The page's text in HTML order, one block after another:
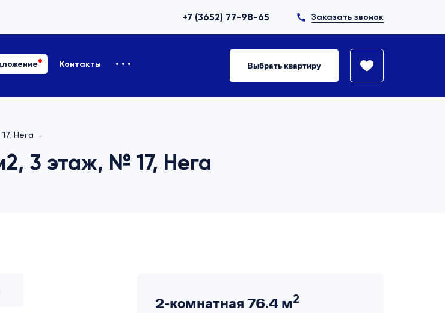
+7 (3652) 77-98-65 Заказать звонок
Контакты Выбрать квартиру
Нега
3 этаж, № 17, Нега
2-комнатная 76.4 м2